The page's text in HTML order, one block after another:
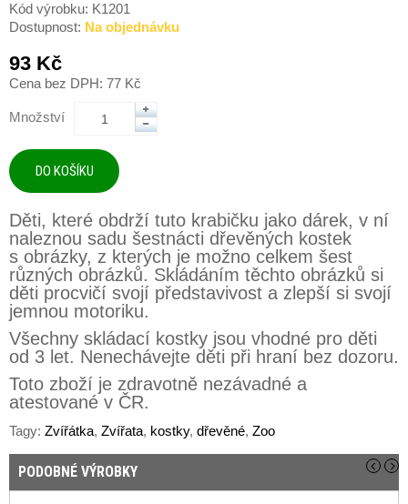
Kód výrobku: K1201
Dostupnost: Na objednávku
93 Kč
Cena bez DPH: 77 Kč
Množství
Děti, které obdrží tuto krabičku jako dárek, v ní
naleznou sadu šestnácti dřevěných kostek
s obrázky, z kterých je možno celkem šest
různých obrázků. Skládáním těchto obrázků si
děti procvičí svojí představivost a zlepší si svojí
jemnou motoriku.
Všechny skládací kostky jsou vhodné pro děti
od 3 let. Nenechávejte děti při hraní bez dozoru.
Toto zboží je zdravotně nezávadné a
atestované v ČR.
Tagy: Zvířátka, Zvířata, kostky, dřevěné, Zoo
PODOBNÉ VÝROBKY